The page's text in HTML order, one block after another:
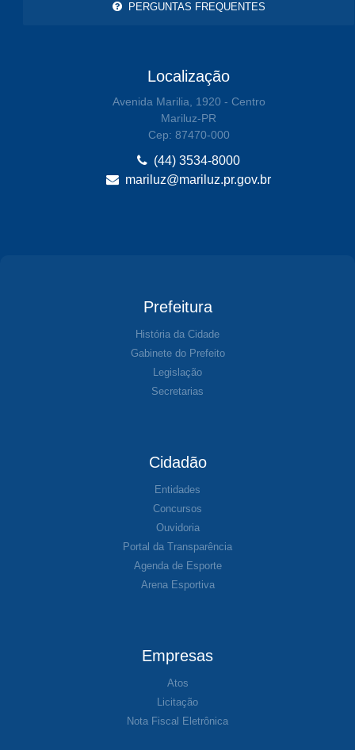
PERGUNTAS FREQUENTES
Localização
Avenida Marilia, 1920 - Centro
Mariluz-PR
Cep: 87470-000
(44) 3534-8000
mariluz@mariluz.pr.gov.br
Prefeitura
História da Cidade
Gabinete do Prefeito
Legislação
Secretarias
Cidadão
Entidades
Concursos
Ouvidoria
Portal da Transparência
Agenda de Esporte
Arena Esportiva
Empresas
Atos
Licitação
Nota Fiscal Eletrônica